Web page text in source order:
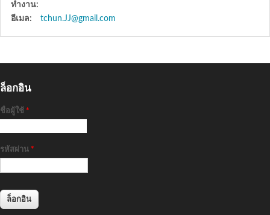
ทำงาน:
อีเมล: tchun.JJ@gmail.com
ล็อกอิน
ชื่อผู้ใช้ *
รหัสผ่าน *